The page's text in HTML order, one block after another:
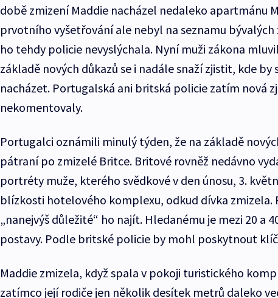
době zmizení Maddie nacházel nedaleko apartmánu
prvotního vyšetřování ale nebyl na seznamu
ho tehdy policie nevyslýchala. Nyní muži zákona
základě nových důkazů se i nadále snaží zjistit, kde by
nacházet. Portugalská ani britská policie zatím nová
nekomentovaly.
Portugalci oznámili minulý týden, že na základě
pátraní po zmizelé Britce. Britové rovněž nedávno
portréty muže, kterého svědkové v den únosu, 3.
blízkosti hotelového komplexu, odkud dívka zmizela.
„nanejvýš důležité“ ho najít. Hledanému je mezi 20 a
postavy. Podle britské policie by mohl poskytnout
Maddie zmizela, když spala v pokoji turistického
zatímco její rodiče jen několik desítek metrů daleko